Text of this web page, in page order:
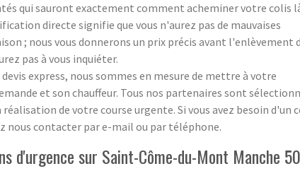
qui sauront exactement comment acheminer votre colis
directe signifie que vous n'aurez pas de mauvaises
; nous vous donnerons un prix précis avant l'enlèvement
pas à vous inquiéter.
express, nous sommes en mesure de mettre à votre
et son chauffeur. Tous nos partenaires sont
de votre course urgente. Si vous avez besoin
contacter par e-mail ou par téléphone.
d'urgence sur Saint-Côme-du-Mont Manche 50